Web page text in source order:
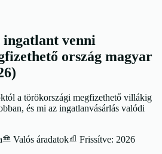
ingatlant venni
ország magyar
a törökországi megfizethető villákig
és mi az ingatlanvásárlás valódi
Valós áradatok
Frissítve: 2026